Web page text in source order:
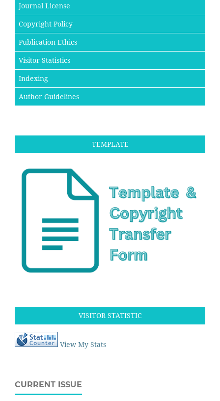
Journal License
Copyright Policy
Publication Ethics
Visitor Statistics
Indexing
Author Guidelines
TEMPLATE
VISITOR STATISTIC
View My Stats
CURRENT ISSUE